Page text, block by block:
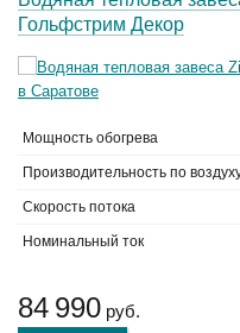
Гольфстрим Декор
Мощность обогрева
Производительность по
Скорость потока
Номинальный ток
84 990 руб.